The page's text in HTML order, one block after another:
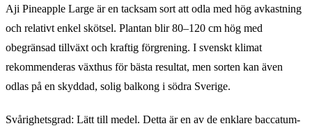
Aji Pineapple Large är en tacksam sort att odla med hög avkastning
och relativt enkel skötsel. Plantan blir 80–120 cm hög med
obegränsad tillväxt och kraftig förgrening. I svenskt klimat
rekommenderas växthus för bästa resultat, men sorten kan även
odlas på en skyddad, solig balkong i södra Sverige.
Svårighetsgrad: Lätt till medel. Detta är en av de enklare baccatum-